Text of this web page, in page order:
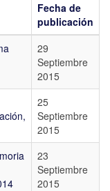
Fecha de
publicación
29
Septiembre
2015
25
Septiembre
2015
23
Septiembre
2015